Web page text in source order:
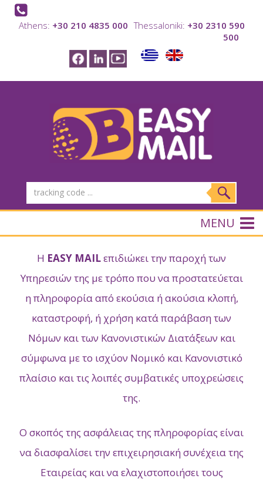
Athens: +30 210 4835 000 Thessaloniki: +30 2310 590
500
MENU
Η EASY MAILεπιδιώκει την παροχή των
Υπηρεσιών της με τρόπο που να προστατεύεται
η πληροφορία από εκούσια ή ακούσια κλοπή,
καταστροφή, ή χρήση κατά παράβαση των
Νόμων και των Κανονιστικών Διατάξεων και
σύμφωνα με το ισχύον Νομικό και Κανονιστικό
πλαίσιο και τις λοιπές συμβατικές υποχρεώσεις
της.
Ο σκοπός της ασφάλειας της πληροφορίας είναι
να διασφαλίσει την επιχειρησιακή συνέχεια της
Εταιρείας και να ελαχιστοποιήσει τους